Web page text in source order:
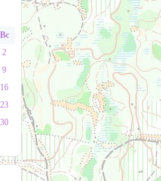
Вс
2
9
16
23
30